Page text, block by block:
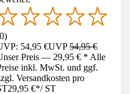
0)
54,95 €UVP54,95 €
Preis — 29,95 € * Alle
inkl. MwSt. und ggf.
Versandkosten pro
29,95 €*/ ST